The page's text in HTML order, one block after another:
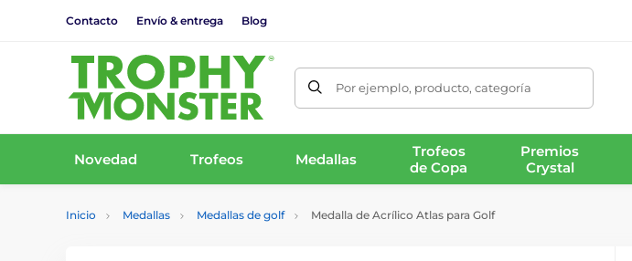
Contacto Envío & entrega Blog
Por ejemplo, producto, categoría
Novedad Trofeos Medallas
Trofeos
de Copa
Premios
Crystal
Inicio Medallas Medallas de golf Medalla de Acrílico Atlas para Golf